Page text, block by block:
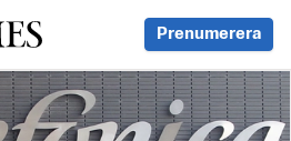
Prenumerera